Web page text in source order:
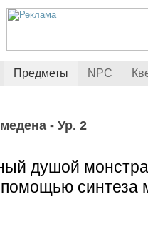
Предметы NPC
- Ур. 2
душой
синтеза